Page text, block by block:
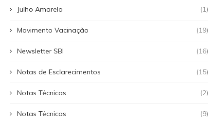
Julho Amarelo (1)
Movimento Vacinação (19)
Newsletter SBI (16)
Notas de Esclarecimentos (15)
Notas Técnicas (2)
Notas Técnicas (9)